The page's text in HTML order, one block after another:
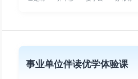
事业单位伴读优学体验课